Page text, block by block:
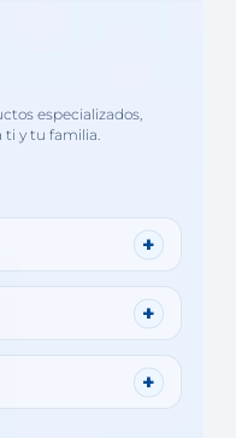
especializados,
ti y tu familia.